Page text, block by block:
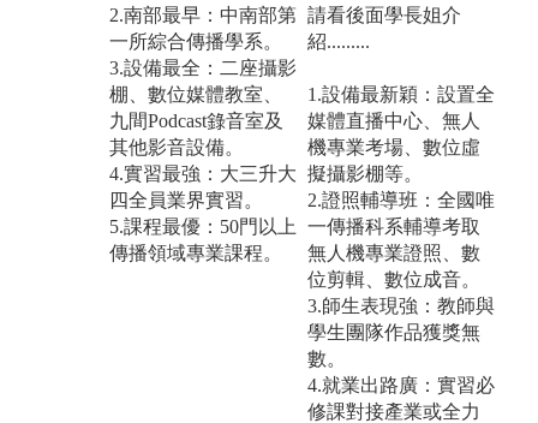
2.南部最早：中南部第
一所綜合傳播學系。
3.設備最全：二座攝影
棚、數位媒體教室、
九間Podcast錄音室及
其他影音設備。
4.實習最強：大三升大
四全員業界實習。
5.課程最優：50門以上
傳播領域專業課程。
請看後面學長姐介
紹.........
1.設備最新穎：設置全
媒體直播中心、無人
機專業考場、數位虛
擬攝影棚等。
2.證照輔導班：全國唯
一傳播科系輔導考取
無人機專業證照、數
位剪輯、數位成音。
3.師生表現強：教師與
學生團隊作品獲獎無
數。
4.就業出路廣：實習必
修課對接產業或全力